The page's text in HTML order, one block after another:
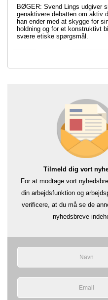
BØGER: Svend Lings udgiver
genaktivere debatten om aktiv
han ender med at skygge for
holdning og for et konstruktivt
svære etiske spørgsmål.
Tilmeld dig vort
For at modtage vort
din arbejdsfunktion og
verificere, at du må se de
nyhedsbreve